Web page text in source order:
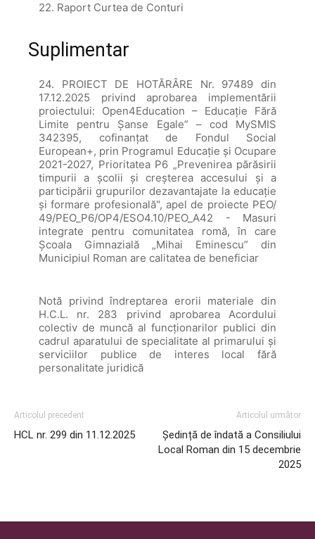
22. Raport Curtea de Conturi
Suplimentar
24. PROIECT DE HOTĂRÂRE Nr. 97489 din
17.12.2025 privind aprobarea implementării
proiectului: Open4Education – Educație Fără
Limite pentru Șanse Egale” – cod MySMIS
342395, cofinanțat de Fondul Social
European+, prin Programul Educație și Ocupare
2021-2027, Prioritatea P6 „Prevenirea părăsirii
timpurii a școlii și creșterea accesului și a
participării grupurilor dezavantajate la educație
și formare profesională", apel de proiecte PEO/
49/PEO_P6/OP4/ESO4.10/PEO_A42 - Masuri
integrate pentru comunitatea romă, în care
Școala Gimnazială „Mihai Eminescu” din
Municipiul Roman are calitatea de beneficiar
Notă privind îndreptarea erorii materiale din
H.C.L. nr. 283 privind aprobarea Acordului
colectiv de muncă al funcţionarilor publici din
cadrul aparatului de specialitate al primarului şi
serviciilor publice de interes local fără
personalitate juridică
Articolul precedent
HCL nr. 299 din 11.12.2025
Articolul următor
Ședință de îndată a Consiliului
Local Roman din 15 decembrie
2025